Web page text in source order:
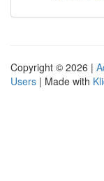
Copyright © 2026 |
Users | Made with